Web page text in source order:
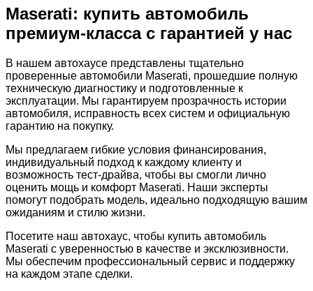
Maserati: купить автомобиль
премиум-класса с гарантией у нас
В нашем автохаусе представлены тщательно
проверенные автомобили Maserati, прошедшие полную
техническую диагностику и подготовленные к
эксплуатации. Мы гарантируем прозрачность истории
автомобиля, исправность всех систем и официальную
гарантию на покупку.
Мы предлагаем гибкие условия финансирования,
индивидуальный подход к каждому клиенту и
возможность тест-драйва, чтобы вы смогли лично
оценить мощь и комфорт Maserati. Наши эксперты
помогут подобрать модель, идеально подходящую вашим
ожиданиям и стилю жизни.
Посетите наш автохаус, чтобы купить автомобиль
Maserati с уверенностью в качестве и эксклюзивности.
Мы обеспечим профессиональный сервис и поддержку
на каждом этапе сделки.